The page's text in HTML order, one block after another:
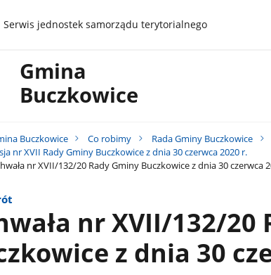
Serwis jednostek samorządu terytorialnego
Gmina
Buczkowice
Buczkowice Co robimy Rada Gminy Buczkowice
nr XVII Rady Gminy Buczkowice z dnia 30 czerwca 2020 r.
nr XVII/132/20 Rady Gminy Buczkowice z dnia 30
nr XVII/132/20
z dnia 30